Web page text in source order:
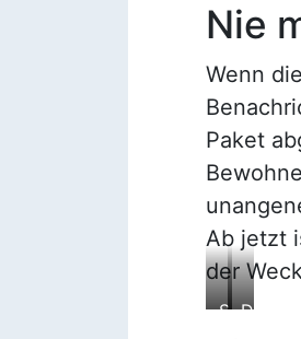
Nie
Wenn
Paket
Ab jetzt
der
S D